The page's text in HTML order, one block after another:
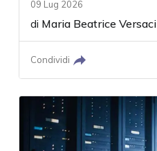
09 Lug 2026
di Maria Beatrice Versaci
Condividi